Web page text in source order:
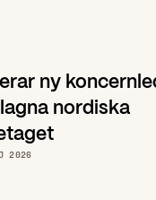
ny
nordiska
2026